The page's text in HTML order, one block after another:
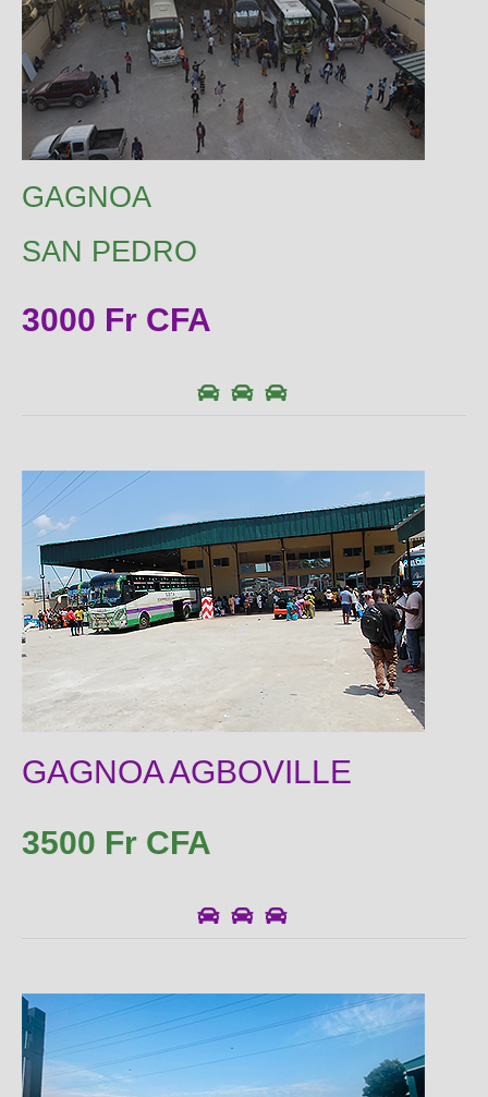
GAGNOA
SAN PEDRO
3000 Fr CFA
GAGNOA AGBOVILLE
3500 Fr CFA